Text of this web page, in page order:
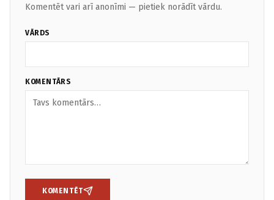
Komentēt vari arī anonīmi — pietiek norādīt vārdu.
VĀRDS
KOMENTĀRS
KOMENTĒT